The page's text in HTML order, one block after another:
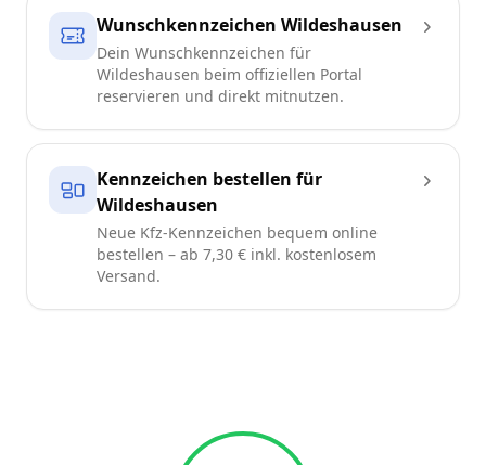
Wunschkennzeichen Wildeshausen
Dein Wunschkennzeichen für
Wildeshausen beim offiziellen Portal
reservieren und direkt mitnutzen.
Kennzeichen bestellen für
Wildeshausen
Neue Kfz-Kennzeichen bequem online
bestellen – ab 7,30 € inkl. kostenlosem
Versand.